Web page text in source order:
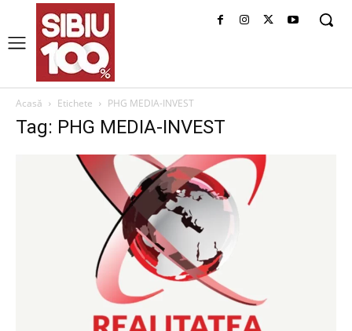
Acasă Etichete PHG MEDIA-INVEST
Tag: PHG MEDIA-INVEST